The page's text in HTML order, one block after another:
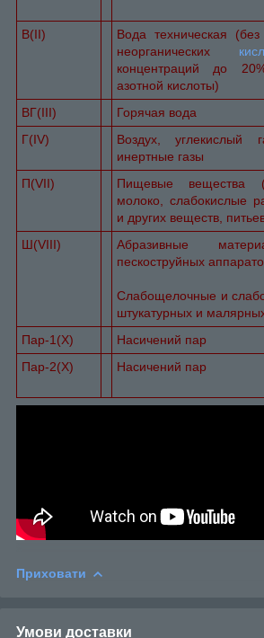
В(II)
Вода техническая (без
неорганических
концентраций до
азотной кислоты)
ВГ(III)
Горячая вода
Г(IV)
Воздух, углекислый
инертные газы
П(VII)
Пищевые вещества
молоко, слабокислые
и других веществ,
Ш(VIII)
Абразивные
пескоструйных
Слабощелочные и
штукатурных и
Пар-1(X)
Насичений пар
Пар-2(X)
Насичений пар
Приховати
Умови доставки